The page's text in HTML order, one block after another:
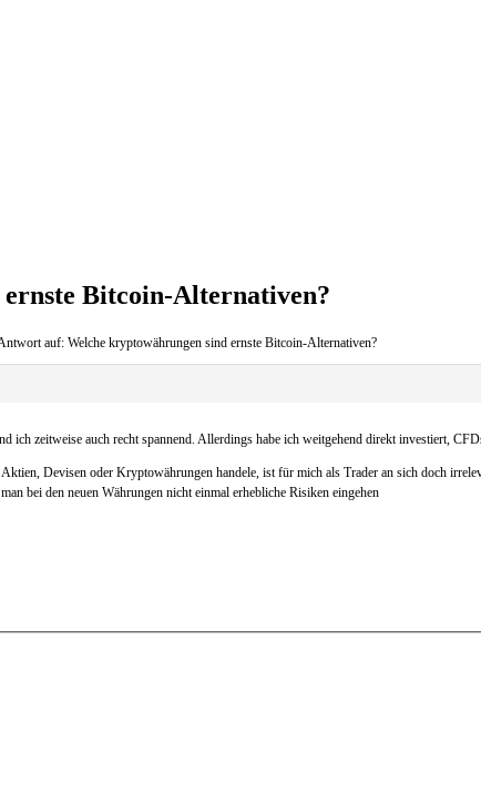
Bitcoin-Alternativen?
auf: Welche kryptowährungen sind ernste Bitcoin-Alternativen?
ich zeitweise auch recht spannend. Allerdings habe ich weitgehend direkt investiert,
Devisen oder Kryptowährungen handele, ist für mich als Trader an sich doch
bei den neuen Währungen nicht einmal erhebliche Risiken eingehen